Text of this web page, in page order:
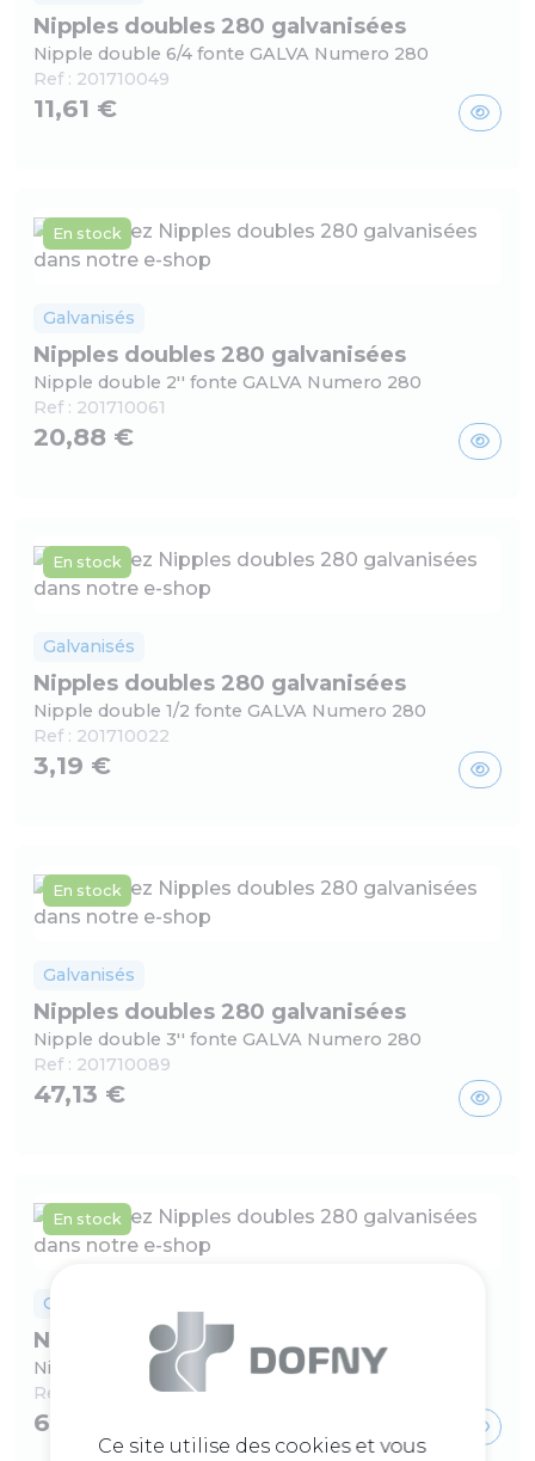
Nipples doubles 280 galvanisées
Nipple double 6/4 fonte GALVA Numero 280
Ref : 201710049
11,61 €
En stock
Galvanisés
Nipples doubles 280 galvanisées
Nipple double 2'' fonte GALVA Numero 280
Ref : 201710061
20,88 €
En stock
Galvanisés
Nipples doubles 280 galvanisées
Nipple double 1/2 fonte GALVA Numero 280
Ref : 201710022
3,19 €
En stock
Galvanisés
Nipples doubles 280 galvanisées
Nipple double 3'' fonte GALVA Numero 280
Ref : 201710089
47,13 €
En stock
Galvanisés
Nipples doubles 280 galvanisées
Nipple double 3/8 fonte GALVA Numero 280
Ref :
201710018
6,08 €
Ce site utilise des cookies et vous